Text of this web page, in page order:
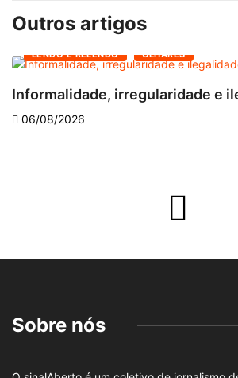
Outros artigos
LENDO E RELENDO OLHARES
Informalidade, irregularidade e
06/08/2026
Sobre nós